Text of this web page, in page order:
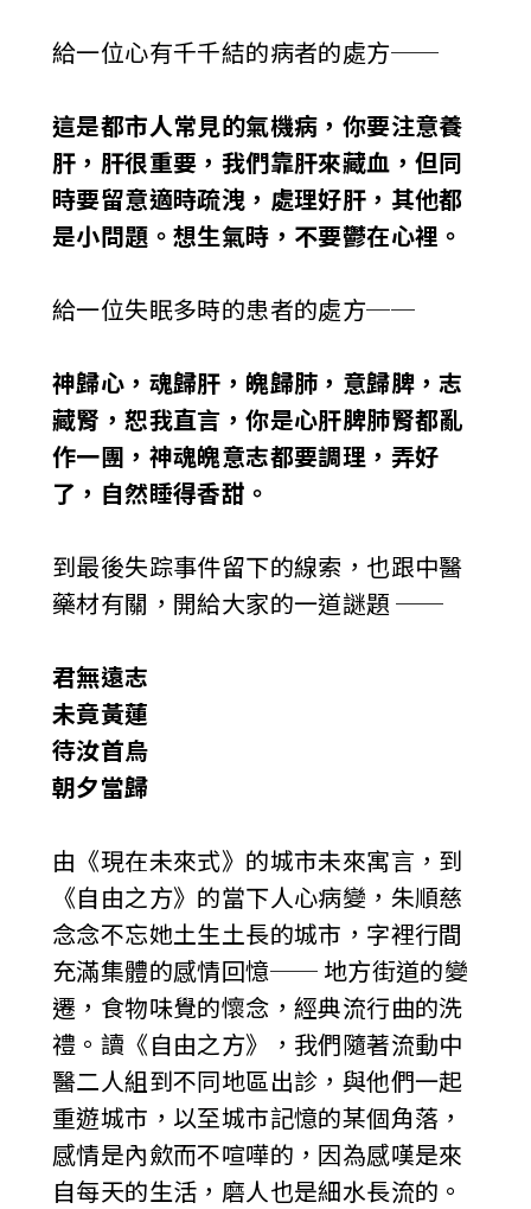
給一位心有千千結的病者的處方──
這是都市人常見的氣機病，你要注意養
肝，肝很重要，我們靠肝來藏血，但同
時要留意適時疏洩，處理好肝，其他都
是小問題。想生氣時，不要鬱在心裡。
給一位失眠多時的患者的處方──
神歸心，魂歸肝，魄歸肺，意歸脾，志
藏腎，恕我直言，你是心肝脾肺腎都亂
作一團，神魂魄意志都要調理，弄好
了，自然睡得香甜。
到最後失踪事件留下的線索，也跟中醫
藥材有關，開給大家的一道謎題 ──
君無遠志
未竟黃蓮
待汝首烏
朝夕當歸
由《現在未來式》的城市未來寓言，到
《自由之方》的當下人心病變，朱順慈
念念不忘她土生土長的城市，字裡行間
充滿集體的感情回憶── 地方街道的變
遷，食物味覺的懷念，經典流行曲的洗
禮。讀《自由之方》，我們隨著流動中
醫二人組到不同地區出診，與他們一起
重遊城市，以至城市記憶的某個角落，
感情是內歛而不喧嘩的，因為感嘆是來
自每天的生活，磨人也是細水長流的。